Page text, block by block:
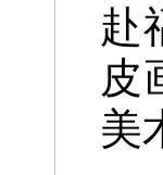
赴
皮
美